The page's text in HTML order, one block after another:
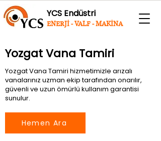
YCS Endüstri
ENERJİ - VALF - MAKİNA
Yozgat Vana Tamiri
Yozgat Vana Tamiri hizmetimizle arızalı
vanalarınız uzman ekip tarafından onarılır,
güvenli ve uzun ömürlü kullanım garantisi
sunulur.
Hemen Ara